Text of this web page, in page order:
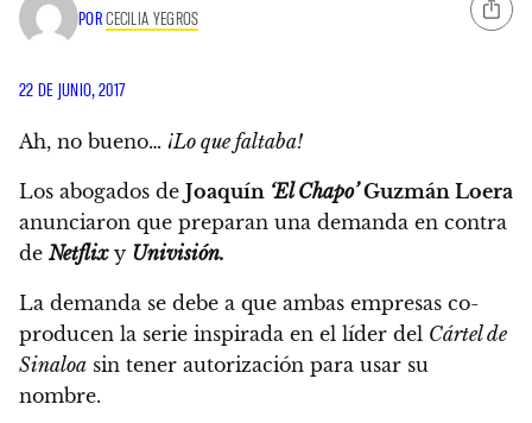
PORCECILIA YEGROS
22 DE JUNIO, 2017
Ah, no bueno… ¡Lo que faltaba!
Los abogados de Joaquín ‘El Chapo’Guzmán Loera
anunciaron que preparan una demanda en contra
de Netflixy Univisión.
La demanda se debe a que ambas empresas co-
producen la serie inspirada en el líder del Cártel de
Sinaloa sin tener autorización para usar su
nombre.